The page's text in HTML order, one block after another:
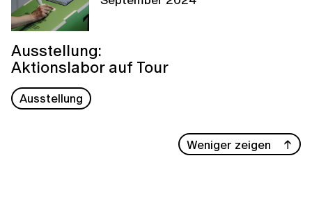
Ausstellung:
Aktionslabor auf Tour
Ausstellung
Weniger zeigen